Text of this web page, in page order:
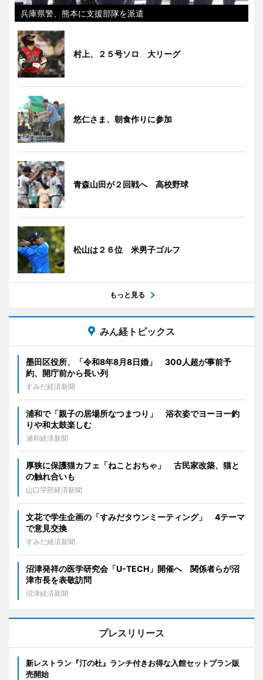
兵庫県警、熊本に支援部隊を派遣
村上、２５号ソロ 大リーグ
悠仁さま、朝食作りに参加
青森山田が２回戦へ 高校野球
松山は２６位 米男子ゴルフ
もっと見る
みん経トピックス
墨田区役所、「令和8年8月8日婚」 300人超が事前予
約、開庁前から長い列
すみだ経済新聞
浦和で「親子の居場所なつまつり」 浴衣姿でヨーヨー釣
りや和太鼓楽しむ
浦和経済新聞
厚狭に保護猫カフェ「ねことおちゃ」 古民家改築、猫と
の触れ合いも
山口宇部経済新聞
文花で学生企画の「すみだタウンミーティング」 4テーマ
で意見交換
すみだ経済新聞
沼津発祥の医学研究会「U-TECH」開催へ 関係者らが沼
津市長を表敬訪問
沼津経済新聞
プレスリリース
新レストラン『汀の杜』ランチ付きお得な入館セットプラン販
売開始